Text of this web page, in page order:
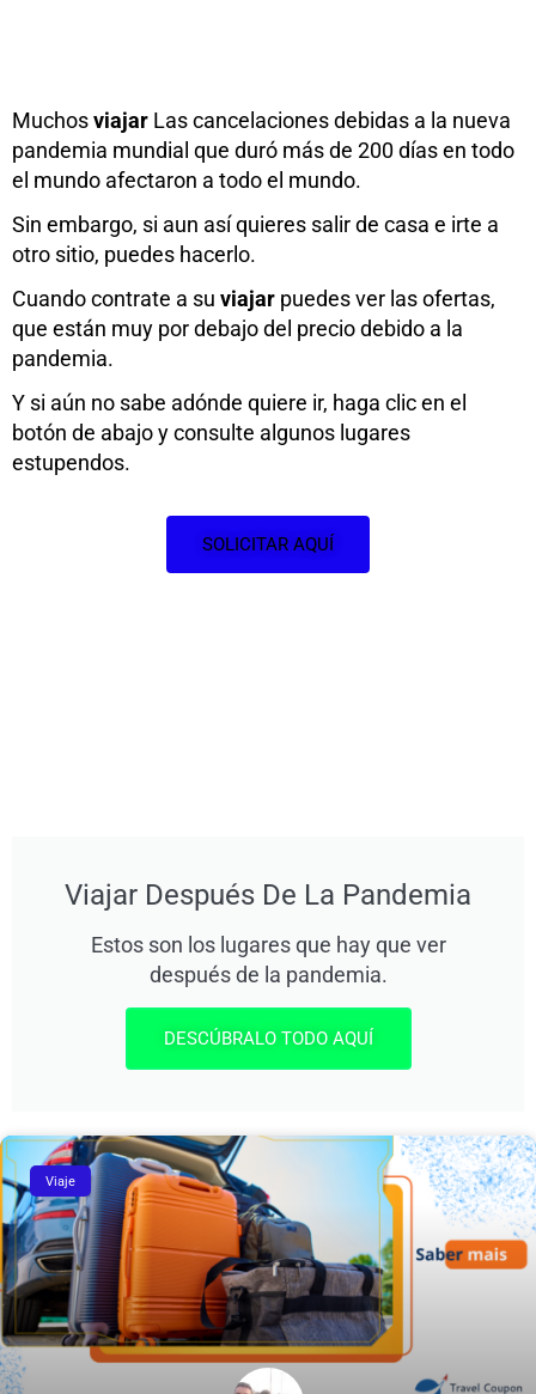
Muchosviajar Las cancelaciones debidas a la nueva
pandemia mundial que duró más de 200 días en todo
el mundo afectaron a todo el mundo.
Sin embargo, si aun así quieres salir de casa e irte a
otro sitio, puedes hacerlo.
Cuando contrate a su viajar puedes ver las ofertas,
que están muy por debajo del precio debido a la
pandemia.
Y si aún no sabe adónde quiere ir, haga clic en el
botón de abajo y consulte algunos lugares
estupendos.
SOLICITAR AQUÍ
Viajar Después De La Pandemia
Estos son los lugares que hay que ver
después de la pandemia.
DESCÚBRALO TODO AQUÍ
Viaje